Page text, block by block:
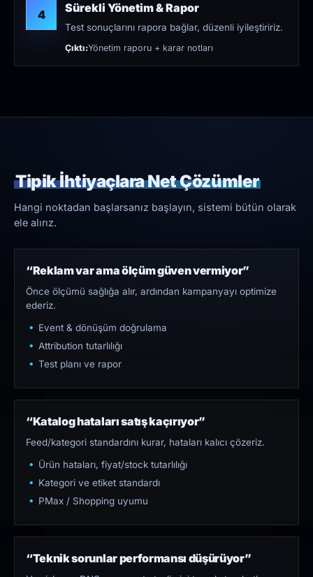
4 Sürekli Yönetim & Rapor
Test sonuçlarını rapora bağlar, düzenli iyileştiririz.
Çıktı:Yönetim raporu + karar notları
Tipik İhtiyaçlara Net Çözümler
Hangi noktadan başlarsanız başlayın, sistemi bütün olarak
ele alırız.
“Reklam var ama ölçüm güven vermiyor”
Önce ölçümü sağlığa alır, ardından kampanyayı optimize
ederiz.
Event & dönüşüm doğrulama
Attribution tutarlılığı
Test planı ve rapor
“Katalog hataları satış kaçırıyor”
Feed/kategori standardını kurar, hataları kalıcı çözeriz.
Ürün hataları, fiyat/stock tutarlılığı
Kategori ve etiket standardı
PMax / Shopping uyumu
“Teknik sorunlar performansı düşürüyor”